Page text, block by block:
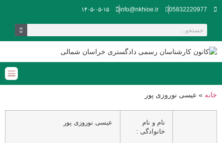
05832220977
info@nkhioe.ir ۱۴۰۵-۰۵-۱۵
خانه » عیسی نوروزی پور
نام و نام
خانوادگی :
عیسی نوروزی پور